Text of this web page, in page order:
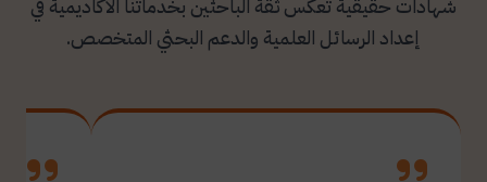
شهادات حقيقية تعكس ثقة الباحثين بخدماتنا الأكاديمية في
إعداد الرسائل العلمية والدعم البحثي المتخصص.